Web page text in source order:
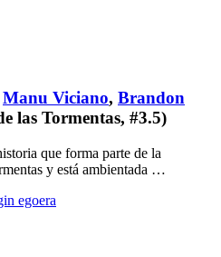
Manu Viciano, Brandon
las Tormentas, #3.5)
que forma parte de la
y está ambientada …
egoera